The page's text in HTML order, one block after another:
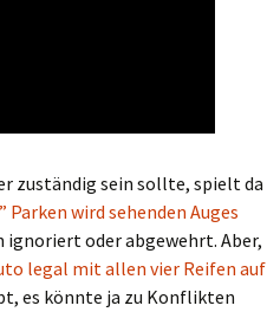
zuständig sein sollte, spielt da
wird sehenden Auges
ignoriert oder abgewehrt. Aber,
legal mit allen vier Reifen auf
es könnte ja zu Konflikten